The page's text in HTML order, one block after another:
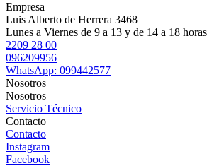
Empresa
Luis Alberto de Herrera 3468
Lunes a Viernes de 9 a 13 y de 14 a 18 horas
2209 28 00
096209956
WhatsApp: 099442577
Nosotros
Nosotros
Servicio Técnico
Contacto
Contacto
Instagram
Facebook